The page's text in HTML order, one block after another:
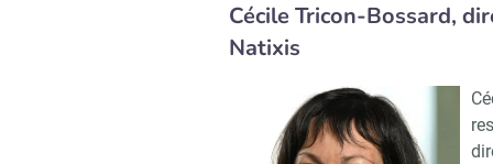
Cécile Tricon-Bossard,
Natixis